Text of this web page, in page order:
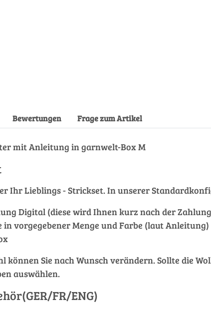
Bewertungen Frage zum Artikel
mit Anleitung in garnwelt-Box M
Ihr Lieblings - Strickset. In unserer
Digital (diese wird Ihnen kurz nach der
in vorgegebener Menge und Farbe (laut Anleitung)
können Sie nach Wunsch verändern. Sollte die
auswählen.
FR/ENG)